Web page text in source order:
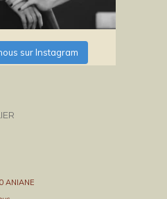
sur Instagram
ANIANE